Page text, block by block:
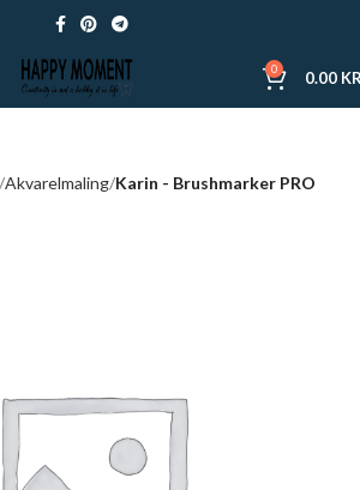
0 0.00
Akvarelmaling Karin - Brushmarker PRO